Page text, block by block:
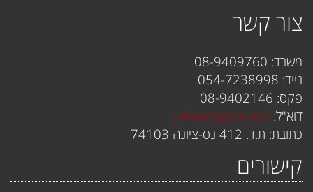
צור קשר
משרד: 08-9409760
נייד: 054-7238998
פקס: 08-9402146
דוא"ל: admin@gadi.co.il
כתובת: ת.ד. 412 נס-ציונה 74103
קישורים